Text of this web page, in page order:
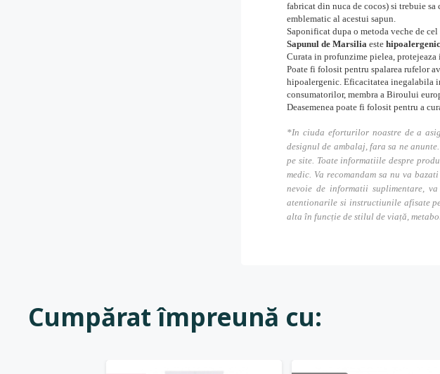
fabricat din nuca de cocos) si trebuie
emblematic al acestui sapun.
Saponificat dupa o metoda veche de
Sapunul de Marsilia este hipoalergenic
Curata in profunzime pielea,
Poate fi folosit pentru spalarea rufelor
hipoalergenic. Eficacitatea inegalabila
consumatorilor, membra a Biroului
Deasemenea poate fi folosit pentru a
*In ciuda eforturilor noastre de a
designul de ambalaj, fara sa ne
pe site. Toate informatiile despre
medic. Va recomandam sa nu va
nevoie de informatii suplimentare,
atentionarile si instructiunile afisate
alta în funcție de stilul de viață,
Cumpărat împreună cu: